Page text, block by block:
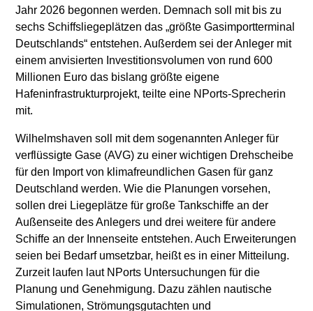
Jahr 2026 begonnen werden. Demnach soll mit bis zu
sechs Schiffsliegeplätzen das „größte Gasimportterminal
Deutschlands“ entstehen. Außerdem sei der Anleger mit
einem anvisierten Investitionsvolumen von rund 600
Millionen Euro das bislang größte eigene
Hafeninfrastrukturprojekt, teilte eine NPorts-Sprecherin
mit.
Wilhelmshaven soll mit dem sogenannten Anleger für
verflüssigte Gase (AVG) zu einer wichtigen Drehscheibe
für den Import von klimafreundlichen Gasen für ganz
Deutschland werden. Wie die Planungen vorsehen,
sollen drei Liegeplätze für große Tankschiffe an der
Außenseite des Anlegers und drei weitere für andere
Schiffe an der Innenseite entstehen. Auch Erweiterungen
seien bei Bedarf umsetzbar, heißt es in einer Mitteilung.
Zurzeit laufen laut NPorts Untersuchungen für die
Planung und Genehmigung. Dazu zählen nautische
Simulationen, Strömungsgutachten und